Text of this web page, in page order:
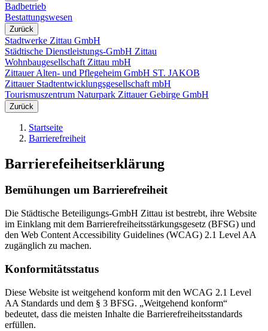
Badbetrieb
Bestattungswesen
Zurück
Stadtwerke Zittau GmbH
Städtische Dienstleistungs-GmbH Zittau
Wohnbaugesellschaft Zittau mbH
Zittauer Alten- und Pflegeheim GmbH ST. JAKOB
Zittauer Stadtentwicklungsgesellschaft mbH
Tourismuszentrum Naturpark Zittauer Gebirge GmbH
Zurück
Startseite
Barrierefreiheit
Barrierefeiheitserklärung
Bemühungen um Barrierefreiheit
Die Städtische Beteiligungs-GmbH Zittau ist bestrebt, ihre Website
im Einklang mit dem Barrierefreiheitsstärkungsgesetz (BFSG) und
den Web Content Accessibility Guidelines (WCAG) 2.1 Level AA
zugänglich zu machen.
Konformitätsstatus
Diese Website ist weitgehend konform mit den WCAG 2.1 Level
AA Standards und dem § 3 BFSG. „Weitgehend konform“
bedeutet, dass die meisten Inhalte die Barrierefreiheitsstandards
erfüllen.